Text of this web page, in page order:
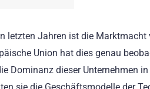
letzten Jahren ist die
Union hat dies genau
Dominanz dieser Unternehmen